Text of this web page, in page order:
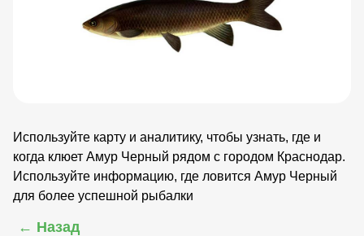
Используйте карту и аналитику, чтобы узнать, где и
когда клюет Амур Черный рядом с городом Краснодар.
Используйте информацию, где ловится Амур Черный
для более успешной рыбалки
← Назад